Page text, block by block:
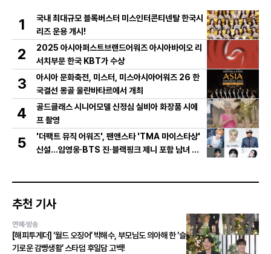
1
국내 최대규모 블록버스터 미스인터콘티넨탈 한국시
리즈 운용 개시!
2
2025 아시아퍼스트브랜드어워즈 아시아바이오 리
서치부문 한국 KBT가 수상
3
아시아 문화축전, 미스터, 미스아시아어워즈 26 한
국결선 몽골 울란바타르에서 개최
4
골드클래스 시니어모델 신정심 실비아 화장품 시에
프 촬영
5
'더팩트 뮤직 어워즈', 팬앤스타 'TMA 마이스타상'
신설...임영웅∙BTS 진∙블랙핑크 제니 포함 남녀 아
추천 기사
연예·방송
[해피투게더] ‘월드 오징어’ 박해수, 부모님도 의아해 한 ‘슬
기로운 감빵생활’ 스타덤 후일담 고백!